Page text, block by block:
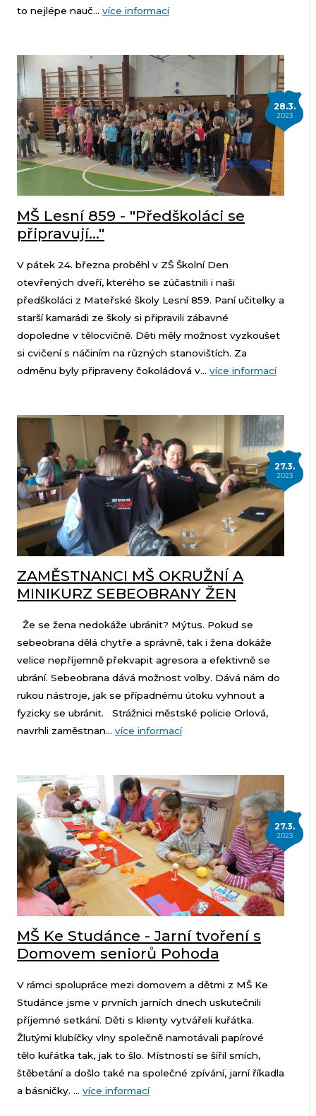
to nejlépe nauč... více informací
28.3.
2023
MŠ Lesní 859 - "Předškoláci se
připravují..."
V pátek 24. března proběhl v ZŠ Školní Den
otevřených dveří, kterého se zúčastnili i naši
předškoláci z Mateřské školy Lesní 859. Paní učitelky a
starší kamarádi ze školy si připravili zábavné
dopoledne v tělocvičně. Děti měly možnost vyzkoušet
si cvičení s náčiním na různých stanovištích. Za
odměnu byly připraveny čokoládová v... více informací
27.3.
2023
ZAMĚSTNANCI MŠ OKRUŽNÍ A
MINIKURZ SEBEOBRANY ŽEN
Že se žena nedokáže ubránit? Mýtus. Pokud se
sebeobrana dělá chytře a správně, tak i žena dokáže
velice nepříjemně překvapit agresora a efektivně se
ubrání. Sebeobrana dává možnost volby. Dává nám do
rukou nástroje, jak se případnému útoku vyhnout a
fyzicky se ubránit. Strážnici městské policie Orlová,
navrhli zaměstnan... více informací
27.3.
2023
MŠ Ke Studánce - Jarní tvoření s
Domovem seniorů Pohoda
V rámci spolupráce mezi domovem a dětmi z MŠ Ke
Studánce jsme v prvních jarních dnech uskutečnili
příjemné setkání. Děti s klienty vytvářeli kuřátka.
Žlutými klubíčky vlny společně namotávali papírové
tělo kuřátka tak, jak to šlo. Místností se šířil smích,
štěbetání a došlo také na společné zpívání, jarní říkadla
a básničky. ... více informací